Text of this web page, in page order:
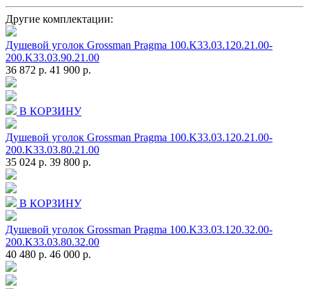
Другие комплектации:
Душевой уголок Grossman Pragma 100.K33.03.120.21.00-
200.K33.03.90.21.00
36 872 р. 41 900 р.
В КОРЗИНУ
Душевой уголок Grossman Pragma 100.K33.03.120.21.00-
200.K33.03.80.21.00
35 024 р. 39 800 р.
В КОРЗИНУ
Душевой уголок Grossman Pragma 100.K33.03.120.32.00-
200.K33.03.80.32.00
40 480 р. 46 000 р.